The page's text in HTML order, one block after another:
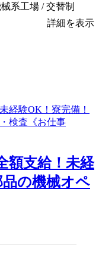
系工場 / 交替制
詳細を表示
額支給！未経
の機械オペ